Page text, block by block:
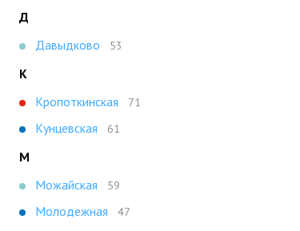
Д
Давыдково
53
К
Кропоткинская
71
Кунцевская 61
М
Можайская
59
Молодежная 47